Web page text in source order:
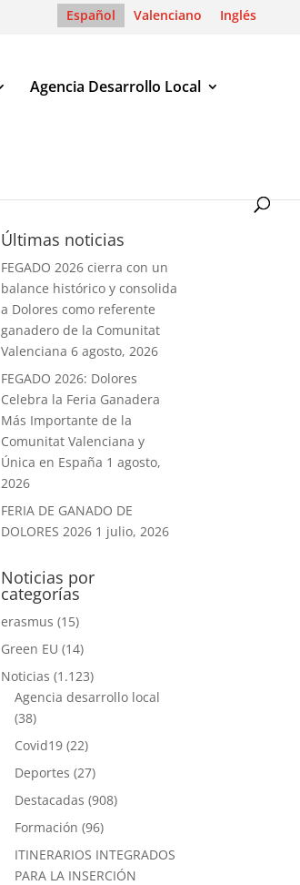
Español Valenciano Inglés
Agencia Desarrollo Local
Últimas noticias
FEGADO 2026 cierra con un
balance histórico y consolida
a Dolores como referente
ganadero de la Comunitat
Valenciana 6 agosto, 2026
FEGADO 2026: Dolores
Celebra la Feria Ganadera
Más Importante de la
Comunitat Valenciana y
Única en España 1 agosto,
2026
FERIA DE GANADO DE
DOLORES 2026 1 julio, 2026
Noticias por
categorías
erasmus (15)
Green EU (14)
Noticias (1.123)
Agencia desarrollo local
(38)
Covid19 (22)
Deportes (27)
Destacadas (908)
Formación (96)
ITINERARIOS INTEGRADOS
PARA LA INSERCIÓN